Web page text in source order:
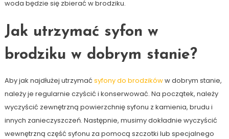
woda będzie się zbierać w brodziku.
Jak utrzymać syfon w
brodziku w dobrym stanie?
Aby jak najdłużej utrzymać syfony do brodzikóww dobrym stanie,
należy je regularnie czyścić i konserwować. Na początek, należy
wyczyścić zewnętrzną powierzchnię syfonu z kamienia, brudu i
innych zanieczyszczeń. Następnie, musimy dokładnie wyczyścić
wewnętrzną część syfonu za pomocą szczotki lub specjalnego